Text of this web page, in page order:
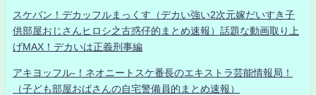
スケバン！デカッフルまっくす（デカい強い2次元嫁だいすき子
供部屋おじさんヒロシ之古惑仔的まとめ速報）話題な動画取り上
げMAX！デカいは正義刑事編
アキヨッフル-！ネオニートスケ番長のエキストラ芸能情報局！
（子ども部屋おばさんの自宅警備員的まとめ速報）